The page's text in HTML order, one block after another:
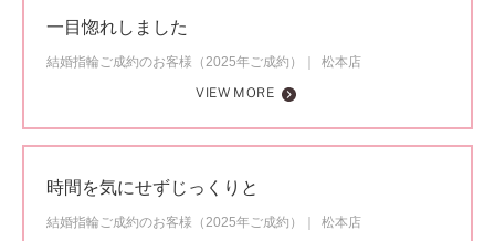
一目惚れしました
結婚指輪ご成約のお客様（2025年ご成約）
松本店
VIEW MORE
時間を気にせずじっくりと
結婚指輪ご成約のお客様（2025年ご成約）
松本店